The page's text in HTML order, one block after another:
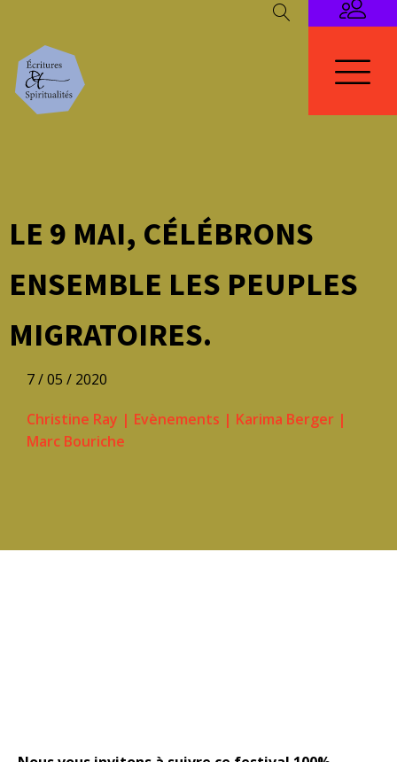
LE 9 MAI, CÉLÉBRONS
ENSEMBLE LES PEUPLES
MIGRATOIRES.
7 / 05 / 2020
Christine Ray | Evènements | Karima Berger |
Marc Bouriche